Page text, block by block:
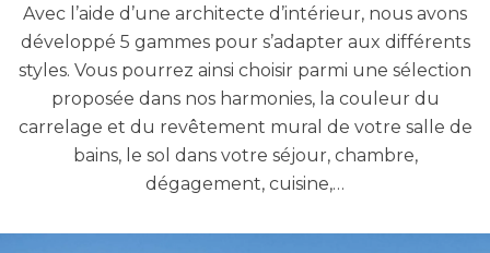
Avec l’aide d’une architecte d’intérieur, nous avons
développé 5 gammes pour s’adapter aux différents
styles. Vous pourrez ainsi choisir parmi une sélection
proposée dans nos harmonies, la couleur du
carrelage et du revêtement mural de votre salle de
bains, le sol dans votre séjour, chambre,
dégagement, cuisine,…